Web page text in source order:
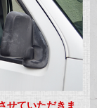
せていただきま